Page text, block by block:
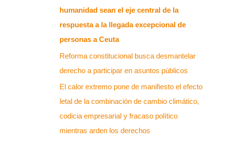
humanidad sean el eje central de la
respuesta a la llegada excepcional de
personas a Ceuta
Reforma constitucional busca desmantelar
derecho a participar en asuntos públicos
El calor extremo pone de manifiesto el efecto
letal de la combinación de cambio climático,
codicia empresarial y fracaso político
mientras arden los derechos